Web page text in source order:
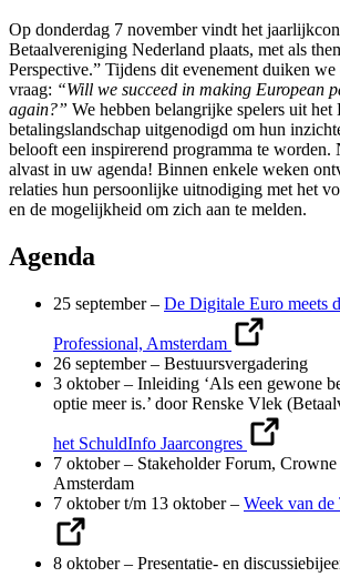
Op donderdag 7 november vindt het
Betaalvereniging Nederland plaats, met als
Perspective.” Tijdens dit evenement duiken
vraag: “Will we succeed in making European
again?” We hebben belangrijke spelers uit het
betalingslandschap uitgenodigd om hun
belooft een inspirerend programma te worden.
alvast in uw agenda! Binnen enkele weken
relaties hun persoonlijke uitnodiging met het
en de mogelijkheid om zich aan te melden.
Agenda
25 september – De Digitale Euro meets
Professional, Amsterdam
26 september – Bestuursvergadering
3 oktober – Inleiding ‘Als een gewone
optie meer is.’ door Renske Vlek
het SchuldInfo Jaarcongres
7 oktober – Stakeholder Forum,
Amsterdam
7 oktober t/m 13 oktober – Week van
8 oktober – Presentatie- en